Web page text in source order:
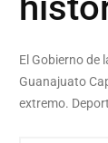
El Gobierno de
Guanajuato
extremo.